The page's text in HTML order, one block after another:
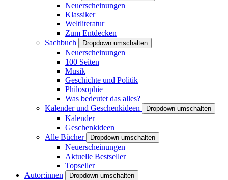
Neuerscheinungen
Klassiker
Weltliteratur
Zum Entdecken
Sachbuch
Dropdown umschalten
Neuerscheinungen
100 Seiten
Musik
Geschichte und Politik
Philosophie
Was bedeutet das alles?
Kalender und Geschenkideen
Dropdown umschalten
Kalender
Geschenkideen
Alle Bücher
Dropdown umschalten
Neuerscheinungen
Aktuelle Bestseller
Topseller
Autor:innen
Dropdown umschalten